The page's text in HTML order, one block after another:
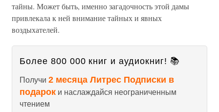
тайны. Может быть, именно загадочность этой дамы
привлекала к ней внимание тайных и явных
воздыхателей.
Более 800 000 книг и аудиокниг! 📚
Получи 2 месяца Литрес Подписки в
подарок и наслаждайся неограниченным
чтением